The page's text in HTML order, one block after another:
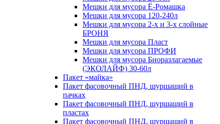
Мешки для мусора Ё-Ромашка
Мешки для мусора 120-240л
Мешки для мусора 2-х и 3-х слойные
БРОНЯ
Мешки для мусора Пласт
Мешки для мусора ПРОФИ
Мешки для мусора Биоразлагаемые
(ЭКОЛАЙФ) 30-60л
Пакет «майка»
Пакет фасовочный ПНД, шуршащий в
пачках
Пакет фасовочный ПНД, шуршащий в
пластах
Пакет фасовочный ПНД, шуршащий в